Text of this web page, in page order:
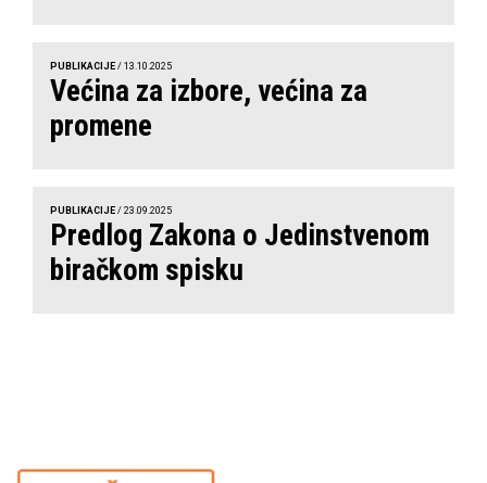
PUBLIKACIJE / 13.10.2025
Većina za izbore, većina za
promene
PUBLIKACIJE / 23.09.2025
Predlog Zakona o Jedinstvenom
biračkom spisku